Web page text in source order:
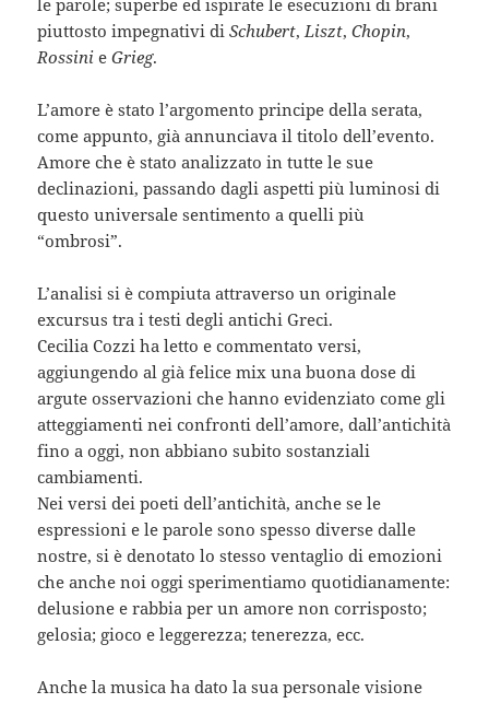
piuttosto impegnativi diSchubert, Liszt,Chopin,
RossinieGrieg.
L’amore è stato l’argomento principe della serata,
come appunto, già annunciava il titolo dell’evento.
Amore che è stato analizzato in tutte le sue
declinazioni, passando dagli aspetti più luminosi di
questo universale sentimento a quelli più
“ombrosi”.
L’analisi si è compiuta attraverso un originale
excursus tra i testi degli antichi Greci.
Cecilia Cozzi ha letto e commentato versi,
aggiungendo al già felice mix una buona dose di
argute osservazioni che hanno evidenziato come gli
atteggiamenti nei confronti dell’amore, dall’antichità
fino a oggi, non abbiano subito sostanziali
cambiamenti.
Nei versi dei poeti dell’antichità, anche se le
espressioni e le parole sono spesso diverse dalle
nostre, si è denotato lo stesso ventaglio di emozioni
che anche noi oggi sperimentiamo quotidianamente:
delusione e rabbia per un amore non corrisposto;
gelosia; gioco e leggerezza; tenerezza, ecc.
Anche la musica ha dato la sua personale visione